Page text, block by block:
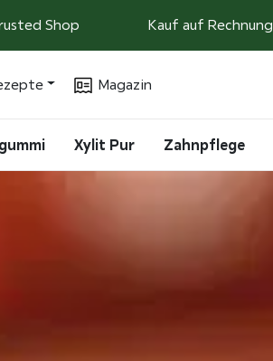
Shop Kauf auf Rechnung
Magazin
Xylit Pur Zahnpflege